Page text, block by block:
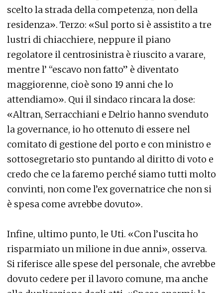
scelto la strada della competenza, non della
residenza». Terzo: «Sul porto si è assistito a tre
lustri di chiacchiere, neppure il piano
regolatore il centrosinistra è riuscito a varare,
mentre l’ “escavo non fatto” è diventato
maggiorenne, cioè sono 19 anni che lo
attendiamo». Qui il sindaco rincara la dose:
«Altran, Serracchiani e Delrio hanno svenduto
la governance, io ho ottenuto di essere nel
comitato di gestione del porto e con ministro e
sottosegretario sto puntando al diritto di voto e
credo che ce la faremo perché siamo tutti molto
convinti, non come l’ex governatrice che non si
è spesa come avrebbe dovuto».
Infine, ultimo punto, le Uti. «Con l’uscita ho
risparmiato un milione in due anni», osserva.
Si riferisce alle spese del personale, che avrebbe
dovuto cedere per il lavoro comune, ma anche